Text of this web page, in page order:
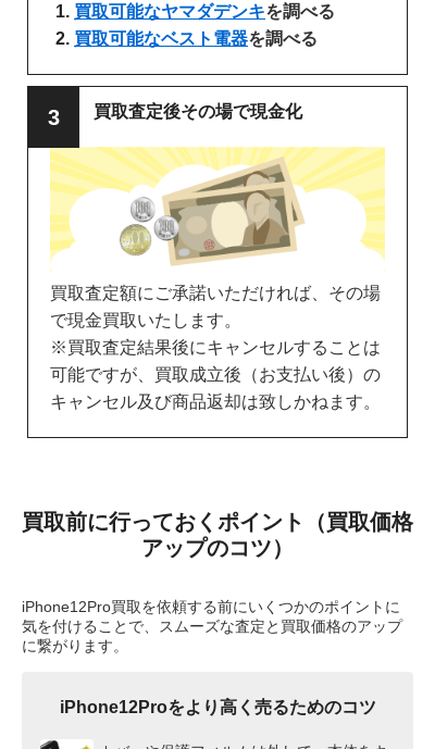
買取可能なヤマダデンキを調べる
買取可能なベスト電器を調べる
買取査定後その場で現金化
買取査定額にご承諾いただければ、その場
で現金買取いたします。
※買取査定結果後にキャンセルすることは
可能ですが、買取成立後（お支払い後）の
キャンセル及び商品返却は致しかねます。
買取前に行っておくポイント（買取価格
アップのコツ）
iPhone12Pro買取を依頼する前にいくつかのポイントに
気を付けることで、スムーズな査定と買取価格のアップ
に繋がります。
iPhone12Proをより高く売るためのコツ